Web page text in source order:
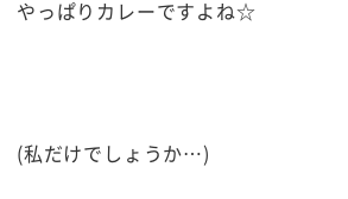
やっぱりカレーですよね☆
(私だけでしょうか…)